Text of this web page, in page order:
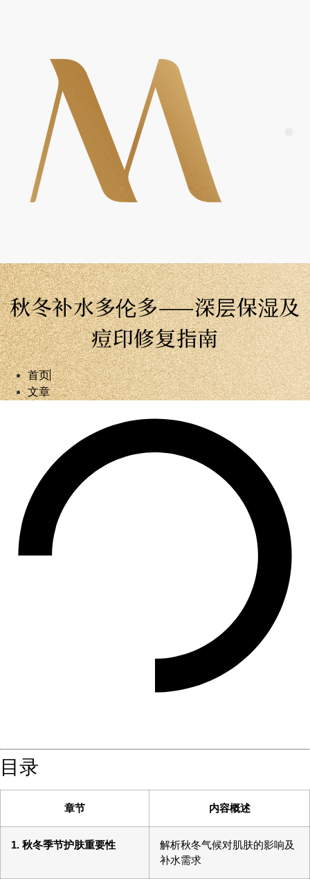
秋冬补水多伦多——深层保湿及
痘印修复指南
首页
文章
目录
章节 内容概述
1. 秋冬季节护肤重要性
解析秋冬气候对肌肤的影响及
补水需求